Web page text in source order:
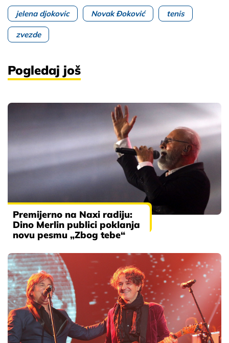
jelena djokovic Novak Đoković tenis
zvezde
Pogledaj još
Premijerno na Naxi radiju:
Dino Merlin publici poklanja
novu pesmu „Zbog tebe“